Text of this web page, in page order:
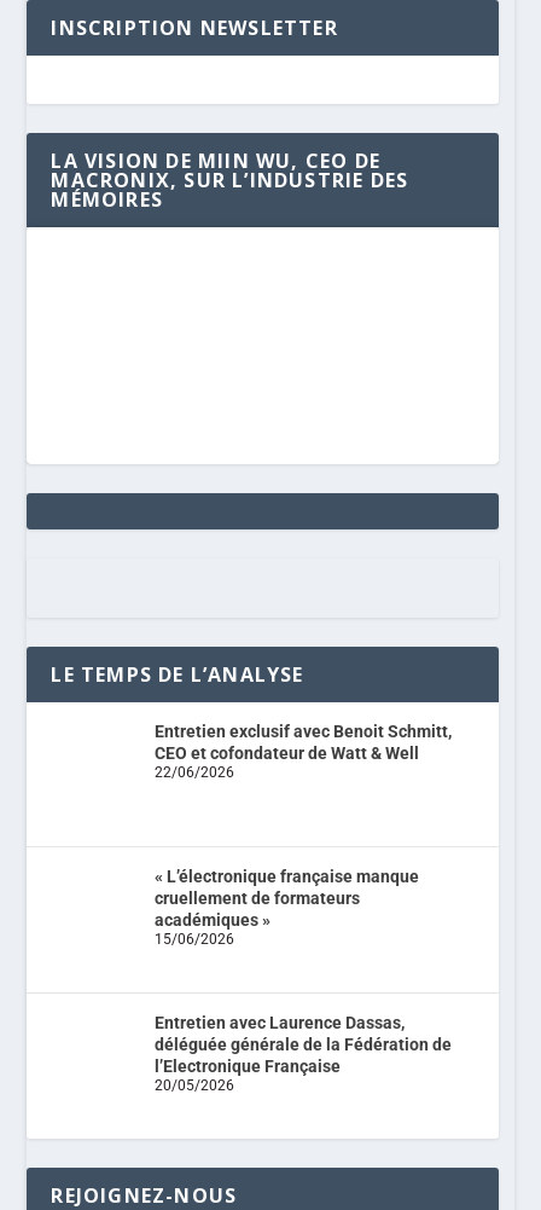
INSCRIPTION NEWSLETTER
LA VISION DE MIIN WU, CEO DE
MACRONIX, SUR L’INDUSTRIE DES
MÉMOIRES
LE TEMPS DE L’ANALYSE
Entretien exclusif avec Benoit Schmitt,
CEO et cofondateur de Watt & Well
22/06/2026
« L’électronique française manque
cruellement de formateurs
académiques »
15/06/2026
Entretien avec Laurence Dassas,
déléguée générale de la Fédération de
l’Electronique Française
20/05/2026
REJOIGNEZ-NOUS